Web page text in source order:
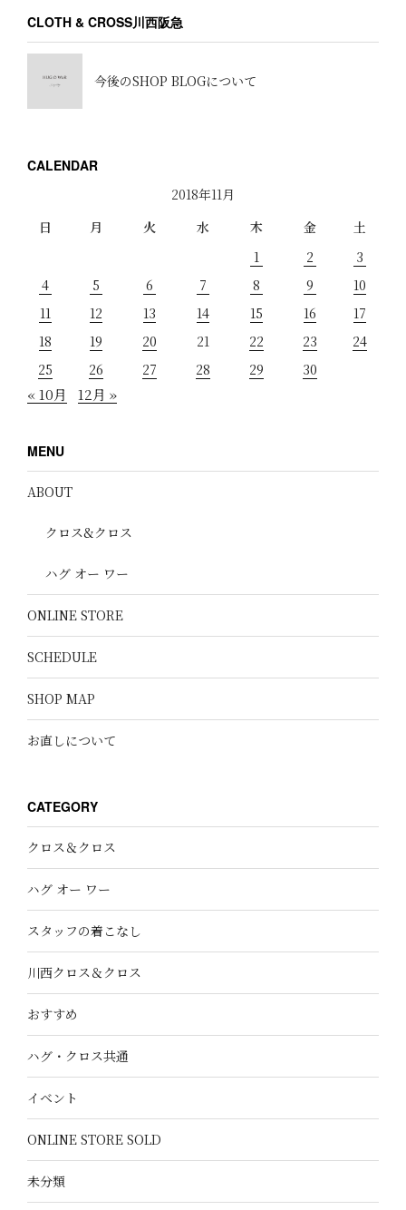
CLOTH & CROSS川西阪急
今後のSHOP BLOGについて
CALENDAR
2018年11月
日
月 火 水 木 金
土
1
2
3
4
5 6 7 8 9
10
11
12 13 14 15 16
17
18
19 20 21 22 23
24
25
26 27 28 29 30
« 10月 12月 »
MENU
ABOUT
クロス&クロス
ハグ オー ワー
ONLINE STORE
SCHEDULE
SHOP MAP
お直しについて
CATEGORY
クロス＆クロス
ハグ オー ワー
スタッフの着こなし
川西クロス＆クロス
おすすめ
ハグ・クロス共通
イベント
ONLINE STORE SOLD
未分類